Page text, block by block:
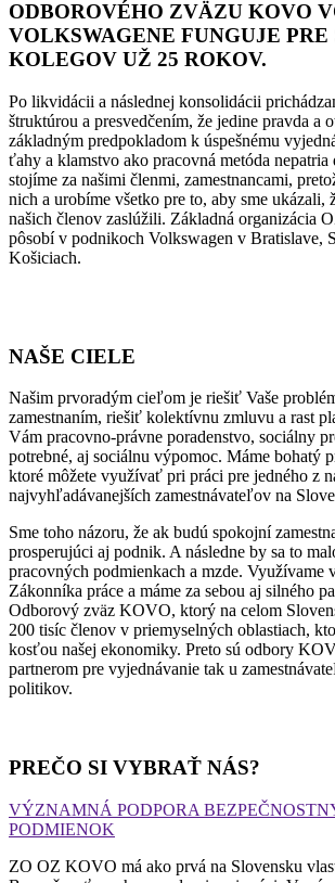
ODBOROVÉHO ZVÄZU KOVO
VOLKSWAGENE FUNGUJE
KOLEGOV UŽ 25 ROKOV.
Po likvidácii a následnej konsolidácii
štruktúrou a presvedčením, že jedine pravda a
základným predpokladom k úspešnému
ťahy a klamstvo ako pracovná metóda
stojíme za našimi členmi, zamestnancami,
nich a urobíme všetko pre to, aby sme ukázali,
našich členov zaslúžili. Základná organizácia
pôsobí v podnikoch Volkswagen v Bratislave,
Košiciach.
NAŠE CIELE
Našim prvoradým cieľom je riešiť Vaše
zamestnaním, riešiť kolektívnu zmluvu a rast
Vám pracovno-právne poradenstvo, sociálny
potrebné, aj sociálnu výpomoc. Máme bohatý
ktoré môžete využívať pri práci pre jedného z
najvyhľadávanejších zamestnávateľov na
Sme toho názoru, že ak budú spokojní
prosperujúci aj podnik. A následne by sa to
pracovných podmienkach a mzde. Využívame
Zákonníka práce a máme za sebou aj silného
Odborový zväz KOVO, ktorý na celom
200 tisíc členov v priemyselných oblastiach,
kosťou našej ekonomiky. Preto sú odbory
partnerom pre vyjednávanie tak u
politikov.
PREČO SI VYBRAŤ NÁS?
VÝZNAMNÁ PODPORA
PODMIENOK
ZO OZ KOVO má ako prvá na Slovensku